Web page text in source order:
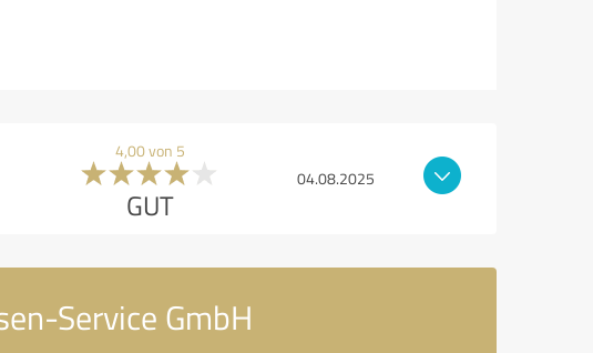
4,00 von 5
GUT
04.08.2025
Service GmbH